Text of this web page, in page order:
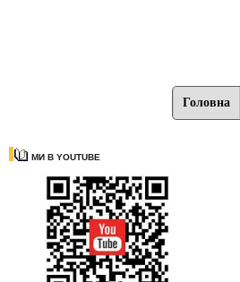
Головна
МИ В YOUTUBE